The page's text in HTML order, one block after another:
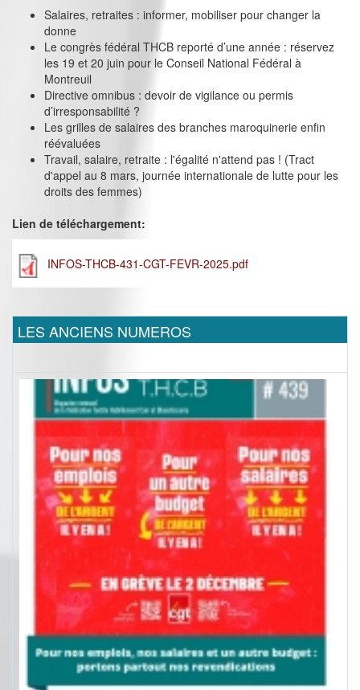
Salaires, retraites : informer, mobiliser pour changer la
donne
Le congrès fédéral THCB reporté d’une année : réservez
les 19 et 20 juin pour le Conseil National Fédéral à
Montreuil
Directive omnibus : devoir de vigilance ou permis
d’irresponsabilité ?
Les grilles de salaires des branches maroquinerie enfin
réévaluées
Travail, salaire, retraite : l'égalité n'attend pas ! (Tract
d'appel au 8 mars, journée internationale de lutte pour les
droits des femmes)
Lien de téléchargement:
INFOS-THCB-431-CGT-FEVR-2025.pdf
LES ANCIENS NUMEROS